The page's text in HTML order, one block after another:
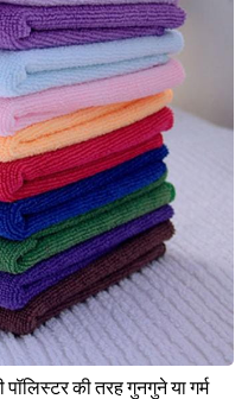
की तरह गुनगुने या गर्म